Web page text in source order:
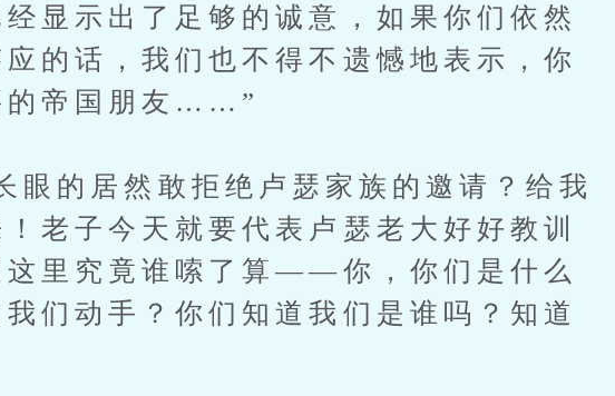
显示出了足够的诚意，如果你们依然
的话，我们也不得不遗憾地表示，你
的帝国朋友……”
居然敢拒绝卢瑟家族的邀请？给我
老子今天就要代表卢瑟老大好好教训
这里究竟谁嗦了算——你，你们是什么
们动手？你们知道我们是谁吗？知道